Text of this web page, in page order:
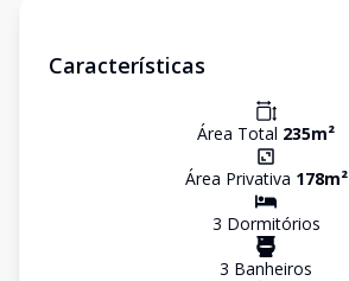
Características
Área Total 235m²
Área Privativa 178m²
3 Dormitórios
3 Banheiros